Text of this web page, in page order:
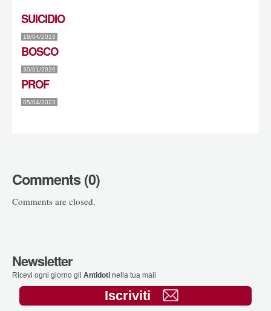
SUICIDIO
18/04/2013
BOSCO
30/01/2026
PROF
05/04/2023
Comments (0)
Comments are closed.
Newsletter
Ricevi ogni giorno gli Antidoti nella tua mail
Iscriviti